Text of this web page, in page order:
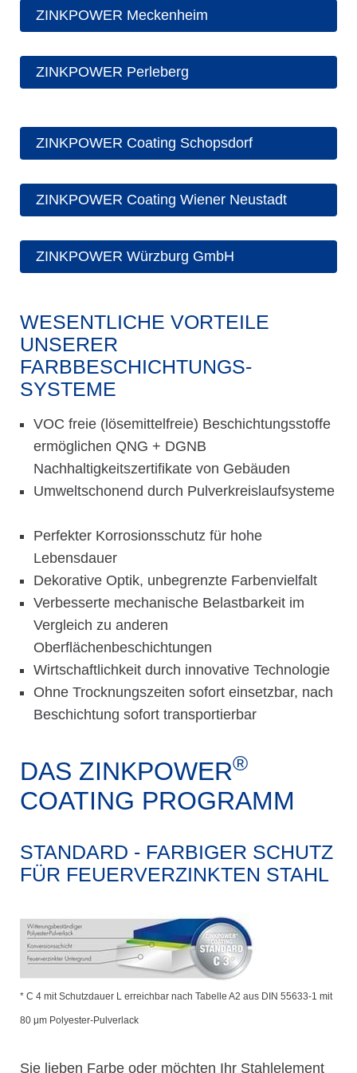
ZINKPOWER Meckenheim
ZINKPOWER Perleberg
ZINKPOWER Coating Schopsdorf
ZINKPOWER Coating Wiener Neustadt
ZINKPOWER Würzburg GmbH
WESENTLICHE VORTEILE
UNSERER
FARBBESCHICHTUNGS­
SYSTEME
VOC freie (lösemittelfreie) Beschichtungsstoffe
ermöglichen QNG + DGNB
Nachhaltigkeitszertifikate von Gebäuden
­Umweltschonend durch Pulverkreislaufsysteme
Perfekter Korrosionsschutz für hohe
Lebensdauer ­
Dekorative Optik, unbegrenzte Farbenvielfalt ­
Verbesserte mechanische Belastbarkeit im
Vergleich zu anderen
Oberflächenbeschichtungen
Wirtschaftlichkeit durch innovative Technologie ­
Ohne Trocknungszeiten sofort einsetzbar, nach
Beschichtung sofort transportierbar
DAS ZINKPOWER®
COATING PROGRAMM
STANDARD - FARBIGER SCHUTZ
FÜR FEUERVERZINKTEN STAHL
* C 4 mit Schutzdauer L erreichbar nach Tabelle A2 aus DIN 55633-1 mit
80 μm Polyester-Pulverlack
Sie lieben Farbe oder möchten Ihr Stahlelement